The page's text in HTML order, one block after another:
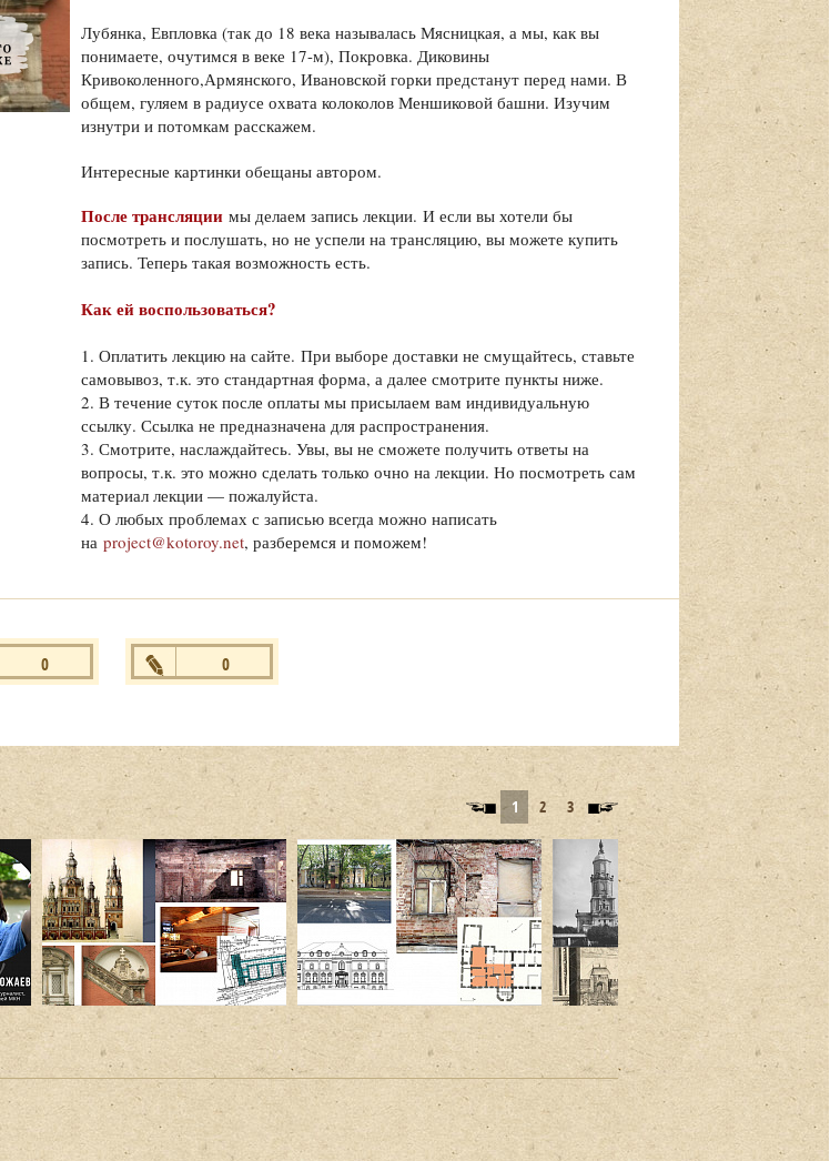
Лубянка, Евпловка (так до 18 века называлась Мясницкая, а мы, как вы
понимаете, очутимся в веке 17-м), Покровка. Диковины
Кривоколенного,Армянского, Ивановской горки предстанут перед нами. В
общем, гуляем в радиусе охвата колоколов Меншиковой башни. Изучим
изнутри и потомкам расскажем.
Интересные картинки обещаны автором.
После трансляции мы делаем запись лекции. И если вы хотели бы
посмотреть и послушать, но не успели на трансляцию, вы можете купить
запись. Теперь такая возможность есть.
Как ей воспользоваться?
1. Оплатить лекцию на сайте. При выборе доставки не смущайтесь, ставьте
самовывоз, т.к. это стандартная форма, а далее смотрите пункты ниже.
2. В течение суток после оплаты мы присылаем вам индивидуальную
ссылку. Ссылка не предназначена для распространения.
3. Смотрите, наслаждайтесь. Увы, вы не сможете получить ответы на
вопросы, т.к. это можно сделать только очно на лекции. Но посмотреть сам
материал лекции — пожалуйста.
4. О любых проблемах с записью всегда можно написать
на project@kotoroy.net, разберемся и поможем!
0
0
1 2 3